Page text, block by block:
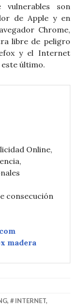
vulnerables son
de Apple y en
Chrome,
libre de peligro
y el Internet
último.
Online,
consecución
madera
, INTERNET,